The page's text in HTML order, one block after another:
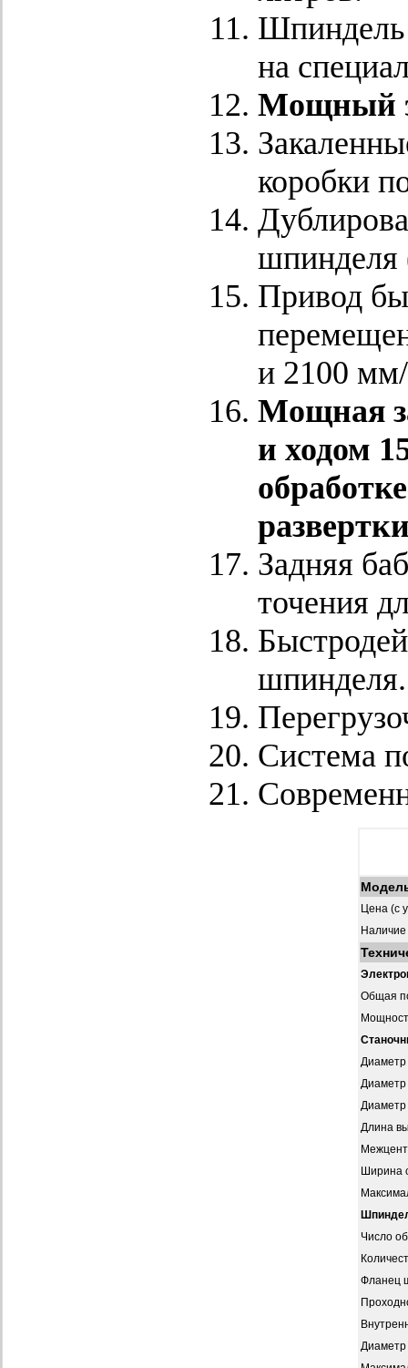
Шпиндель
на
Мощный
коробки
шпинделя
Привод
и 2100
Мощная
и ходом
Задняя
точения
шпинделя.
Система
Цена (с
Наличие
Общая
Диаметр
Диаметр
Диаметр
Длина
Ширина
Число
Фланец